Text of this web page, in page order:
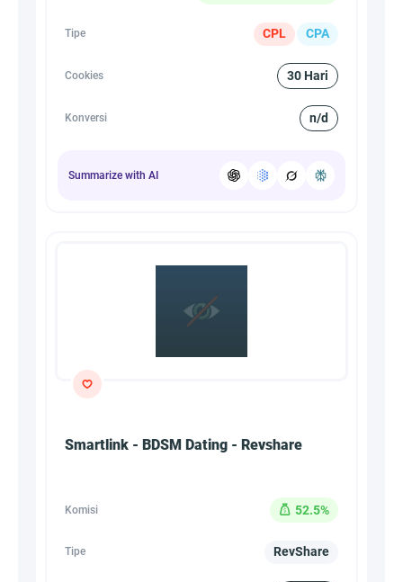
Tipe CPL CPA
Cookies 30 Hari
Konversi n/d
Summarize with AI
Smartlink - BDSM Dating - Revshare
Komisi 52.5%
Tipe RevShare